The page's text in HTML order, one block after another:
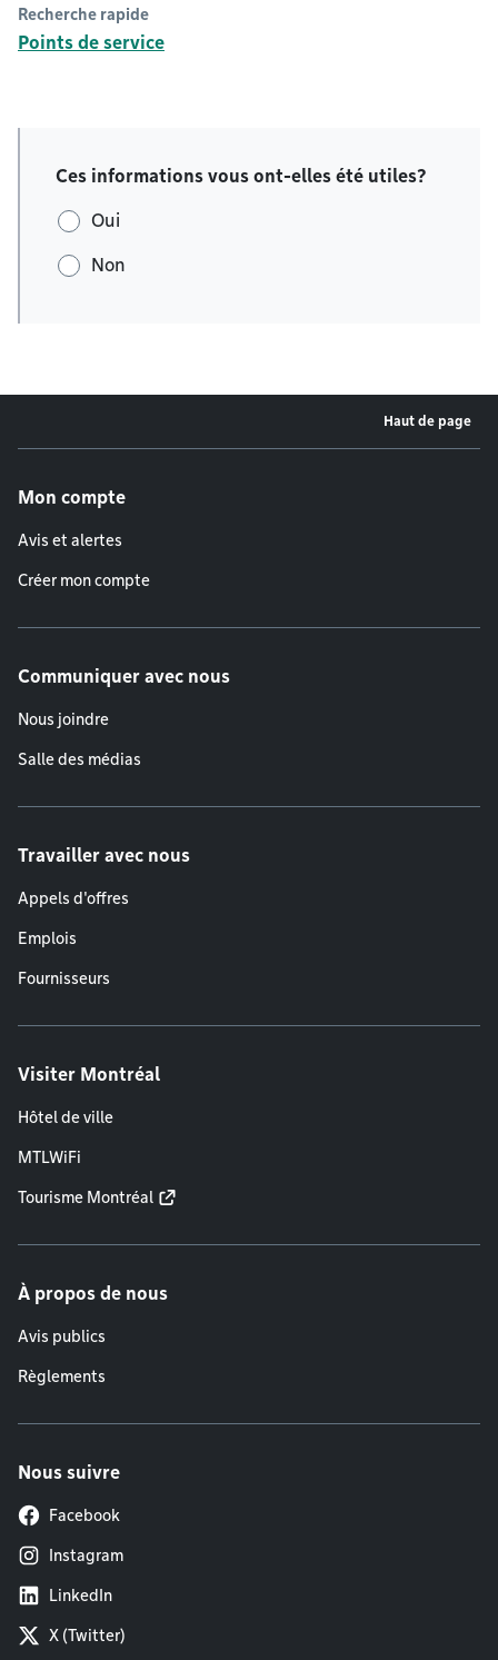
Recherche rapide
Points de service
Ces informations vous ont-elles été utiles?
Oui
Non
Haut de page
Mon compte
Avis et alertes
Créer mon compte
Communiquer avec nous
Nous joindre
Salle des médias
Travailler avec nous
Appels d'offres
Emplois
Fournisseurs
Visiter Montréal
Hôtel de ville
MTLWiFi
Tourisme Montréal
À propos de nous
Avis publics
Règlements
Nous suivre
Facebook
Instagram
LinkedIn
X (Twitter)